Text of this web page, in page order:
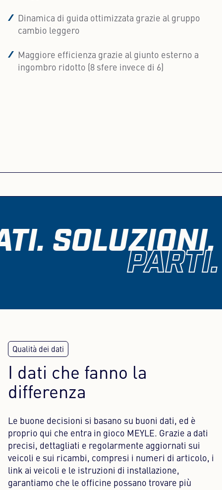
Dinamica di guida ottimizzata grazie al gruppo
cambio leggero
Maggiore efficienza grazie al giunto esterno a
ingombro ridotto (8 sfere invece di 6)
I dati che fanno la
differenza
Le buone decisioni si basano su buoni dati, ed è
proprio qui che entra in gioco MEYLE. Grazie a dati
precisi, dettagliati e regolarmente aggiornati sui
veicoli e sui ricambi, compresi i numeri di articolo, i
link ai veicoli e le istruzioni di installazione,
garantiamo che le officine possano trovare più